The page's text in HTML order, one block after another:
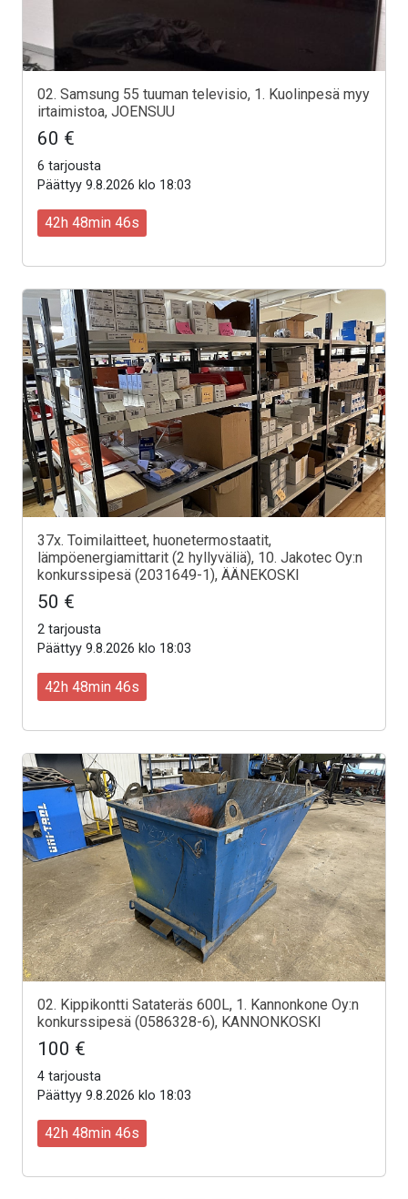
02. Samsung 55 tuuman televisio, 1. Kuolinpesä myy
irtaimistoa, JOENSUU
60 €
6 tarjousta
Päättyy 9.8.2026 klo 18:03
42h 48min 44s
37x. Toimilaitteet, huonetermostaatit,
lämpöenergiamittarit (2 hyllyväliä), 10. Jakotec Oy:n
konkurssipesä (2031649-1), ÄÄNEKOSKI
50 €
2 tarjousta
Päättyy 9.8.2026 klo 18:03
42h 48min 44s
02. Kippikontti Satateräs 600L, 1. Kannonkone Oy:n
konkurssipesä (0586328-6), KANNONKOSKI
100 €
4 tarjousta
Päättyy 9.8.2026 klo 18:03
42h 48min 44s